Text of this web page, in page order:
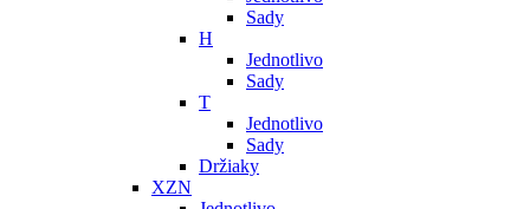
Sady
H
Jednotlivo
Sady
T
Jednotlivo
Sady
Držiaky
XZN